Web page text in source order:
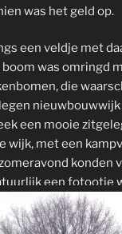
was het geld op.
een veldje met
was omringd
die
een mooie
wijk, met een
konden
een fotootje